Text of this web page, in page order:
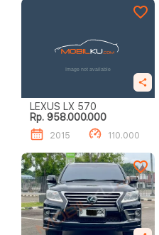
LEXUS LX 570
Rp. 958.000.000
2015 110.000